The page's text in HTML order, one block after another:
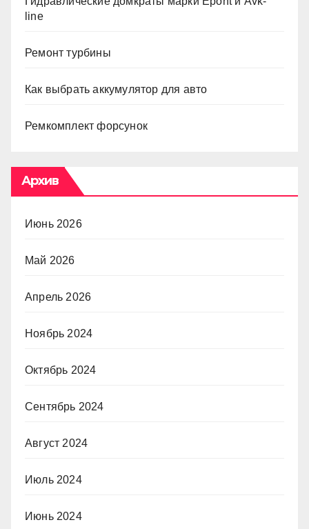
line
Ремонт турбины
Как выбрать аккумулятор для авто
Ремкомплект форсунок
Архив
Июнь 2026
Май 2026
Апрель 2026
Ноябрь 2024
Октябрь 2024
Сентябрь 2024
Август 2024
Июль 2024
Июнь 2024